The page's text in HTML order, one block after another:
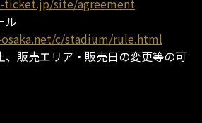
ticket.jp/site/agreement
ル
c/stadium/rule.html
販売エリア・販売日の変更等の可